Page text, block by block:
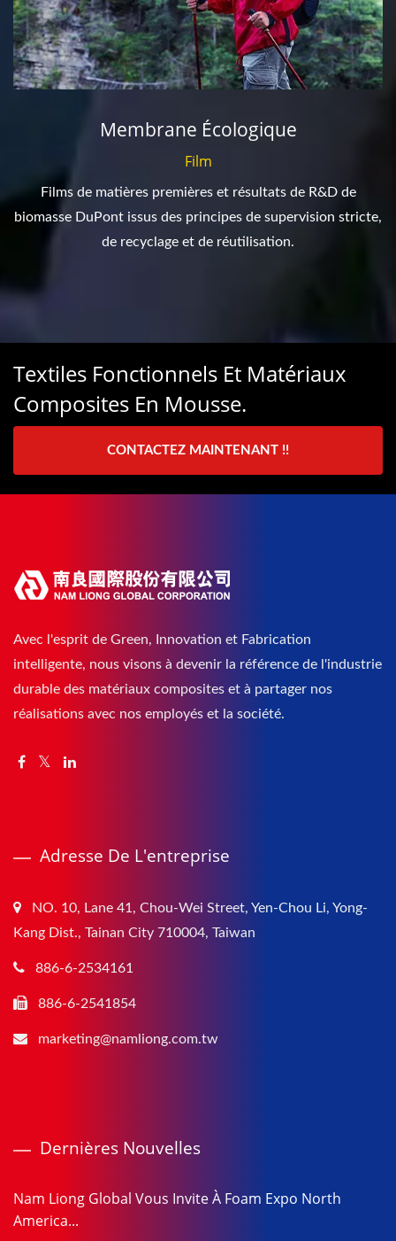
Membrane Écologique
Film
Films de matières premières et résultats de R&D de
biomasse DuPont issus des principes de supervision stricte,
de recyclage et de réutilisation.
Textiles Fonctionnels Et Matériaux
Composites En Mousse.
CONTACTEZ MAINTENANT !!
Avec l'esprit de Green, Innovation et Fabrication
intelligente, nous visons à devenir la référence de l'industrie
durable des matériaux composites et à partager nos
réalisations avec nos employés et la société.
Adresse De L'entreprise
NO. 10, Lane 41, Chou-Wei Street, Yen-Chou Li, Yong-
Kang Dist., Tainan City 710004, Taiwan
886-6-2534161
886-6-2541854
marketing@namliong.com.tw
Dernières Nouvelles
Nam Liong Global Vous Invite À Foam Expo North
America...